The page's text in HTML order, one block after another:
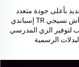
بأعلى جودة متعدد
الألوان قماش نسيجي TR إسباندي
لتوفير الزي المدرسي
الرسمية